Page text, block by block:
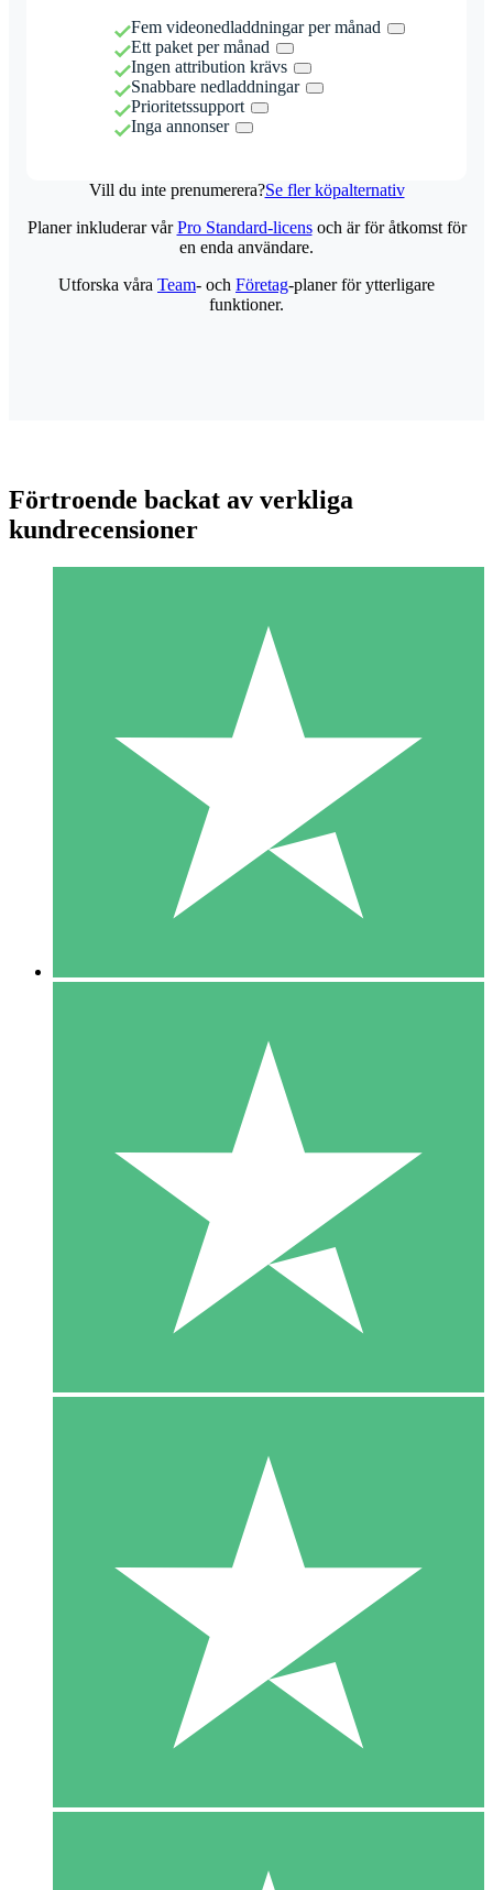
Fem videonedladdningar per månad
Ett paket per månad
Ingen attribution krävs
Snabbare nedladdningar
Prioritetssupport
Inga annonser
Vill du inte prenumerera?Se fler köpalternativ
Individuella Kreditpaket
Betala per användning med nedladdningskrediter. Inget
1 Nedladdningar
10 00
10 Nedladdningar
20 00
Planer inkluderar vårPro Standard-licensoch är för åtkomst för
en enda användare.
Utforska våra Team- och Företag-planer för ytterligare
funktioner.
Förtroende backat av verkliga
kundrecensioner